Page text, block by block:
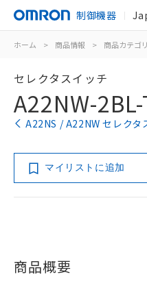
制御機器
ホーム > 商品情報 > 商品カテゴリ
セレクタスイッチ
A22NW-
A22NS / A22NW セレクタ
マイリストに追加
商品概要